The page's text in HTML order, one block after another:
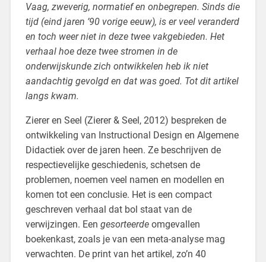
Vaag, zweverig, normatief en onbegrepen. Sinds die
tijd (eind jaren ’90 vorige eeuw), is er veel veranderd
en toch weer niet in deze twee vakgebieden. Het
verhaal hoe deze twee stromen in de
onderwijskunde zich ontwikkelen heb ik niet
aandachtig gevolgd en dat was goed. Tot dit artikel
langs kwam.
Zierer en Seel (Zierer & Seel, 2012) bespreken de
ontwikkeling van Instructional Design en Algemene
Didactiek over de jaren heen. Ze beschrijven de
respectievelijke geschiedenis, schetsen de
problemen, noemen veel namen en modellen en
komen tot een conclusie. Het is een compact
geschreven verhaal dat bol staat van de
verwijzingen. Een gesorteerdeomgevallen
boekenkast, zoals je van een meta-analyse mag
verwachten. De print van het artikel, zo’n 40